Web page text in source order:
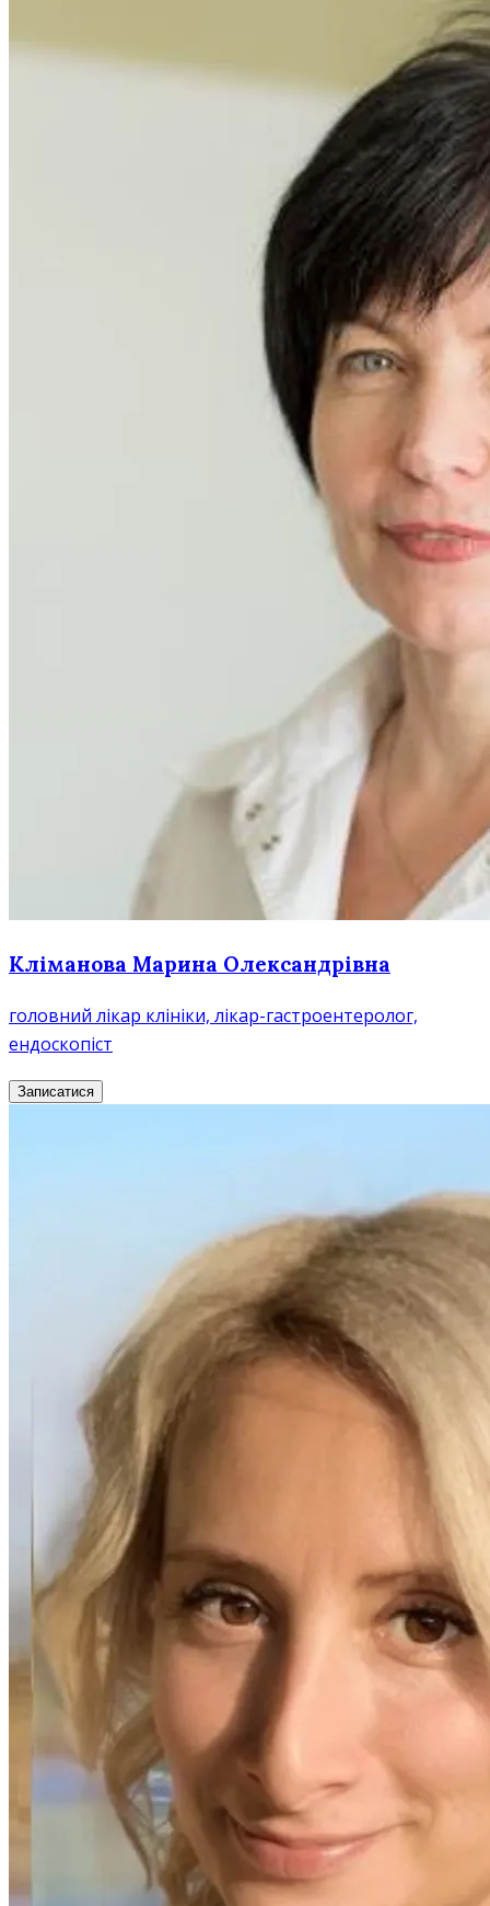
Кліманова Марина Олександрівна
головний лікар клініки, лікар-гастроентеролог,
ендоскопіст
Записатися